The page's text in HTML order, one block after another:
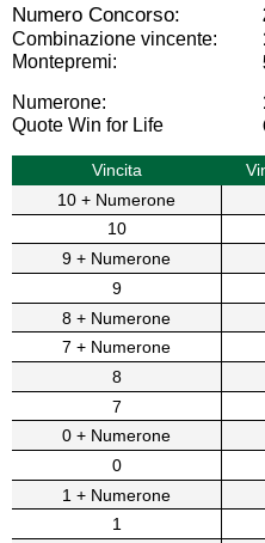
Numero Concorso:
Combinazione vincente:
Montepremi:
Numerone:
Quote Win for Life
Vincita
10 + Numerone
10
9 + Numerone
9
8 + Numerone
7 + Numerone
8
7
0 + Numerone
0
1 + Numerone
1